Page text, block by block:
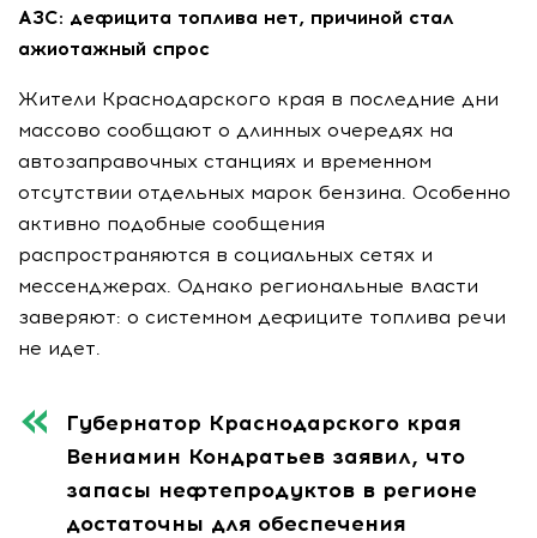
АЗС: дефицита топлива нет, причиной стал
ажиотажный спрос
Жители Краснодарского края в последние дни
массово сообщают о длинных очередях на
автозаправочных станциях и временном
отсутствии отдельных марок бензина. Особенно
активно подобные сообщения
распространяются в социальных сетях и
мессенджерах. Однако региональные власти
заверяют: о системном дефиците топлива речи
не идет.
Губернатор Краснодарского края
Вениамин Кондратьев заявил, что
запасы нефтепродуктов в регионе
достаточны для обеспечения